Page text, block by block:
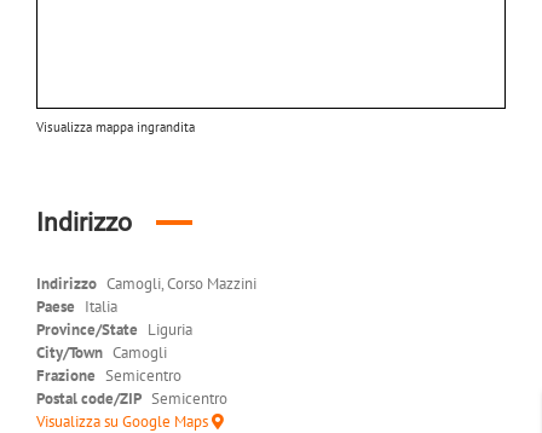
Visualizza mappa ingrandita
Indirizzo
Indirizzo Camogli, Corso Mazzini
Paese Italia
Province/State Liguria
City/Town Camogli
Frazione Semicentro
Postal code/ZIP Semicentro
Visualizza su Google Maps